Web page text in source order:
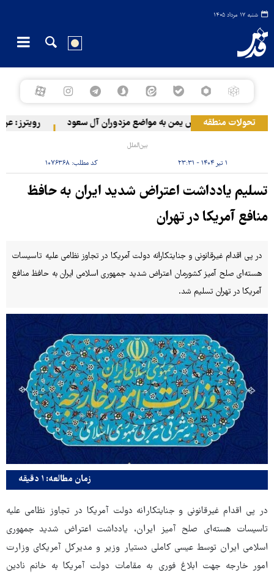
شنبه ۱۷ مرداد ۱۴۰۵
تحولات منطقه
حمله ارتش یمن به مواضع مزدوران آل سعود رویترز: عربستان ۸۶ درصد از موشک‌های پاتریوت خود را
بین‌الملل
۱ تیر ۱۴۰۴ - ۲۳:۳۱ کد مطلب: ۱۰۷۶۳۶۸
تسلیم یادداشت اعتراض شدید ایران به حافظ
منافع آمریکا در تهران
در پی اقدام غیرقانونی و جنایتکارانه دولت آمریکا در تجاوز نظامی علیه تاسیسات
هسته‌ای صلح آمیز کشورمان اعتراض شدید جمهوری اسلامی ایران به حافظ منافع
آمریکا در تهران تسلیم شد.
زمان مطالعه: ۱ دقیقه
در پی اقدام غیرقانونی و جنایتکارانه دولت آمریکا در تجاوز نظامی علیه
تاسیسات هسته‌ای صلح آمیز ایران، یادداشت اعتراض شدید جمهوری
اسلامی ایران توسط عیسی کاملی دستیار وزیر و مدیرکل آمریکای وزارت
امور خارجه جهت ابلاغ فوری به مقامات دولت آمریکا به خانم نادین